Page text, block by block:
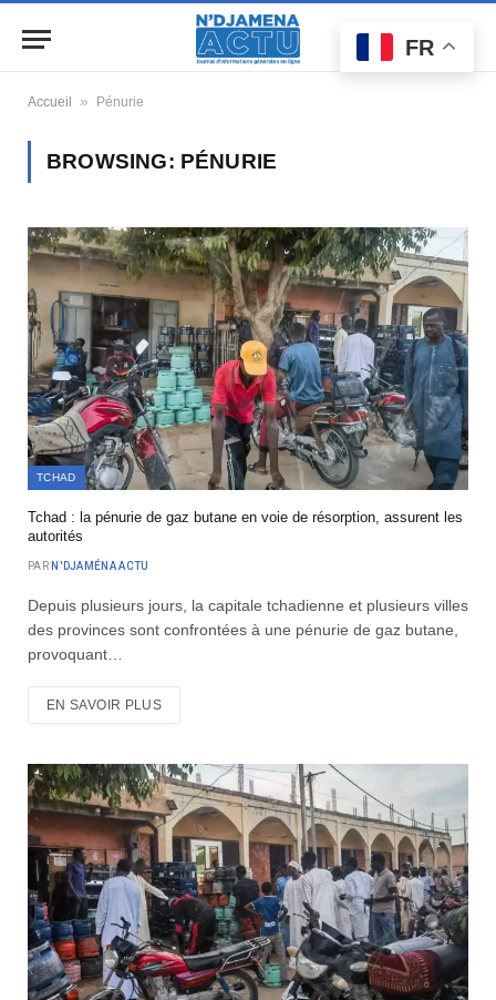
Accueil » Pénurie
BROWSING: PÉNURIE
TCHAD
Tchad : la pénurie de gaz butane en voie de résorption, assurent les
autorités
PAR N'DJAMÉNA ACTU
Depuis plusieurs jours, la capitale tchadienne et plusieurs villes
des provinces sont confrontées à une pénurie de gaz butane,
provoquant…
EN SAVOIR PLUS
FR